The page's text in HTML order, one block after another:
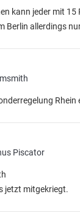
kann jeder mit
Berlin allerdings
Piscator
jetzt mitgekriegt.